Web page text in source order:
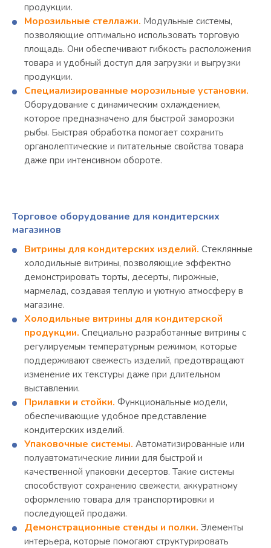
продукции.
Морозильные стеллажи. Модульные системы,
позволяющие оптимально использовать торговую
площадь. Они обеспечивают гибкость расположения
товара и удобный доступ для загрузки и выгрузки
продукции.
Специализированные морозильные установки.
Оборудование с динамическим охлаждением,
которое предназначено для быстрой заморозки
рыбы. Быстрая обработка помогает сохранить
органолептические и питательные свойства товара
даже при интенсивном обороте.
Торговое оборудование для кондитерских
магазинов
Витрины для кондитерских изделий. Стеклянные
холодильные витрины, позволяющие эффектно
демонстрировать торты, десерты, пирожные,
мармелад, создавая теплую и уютную атмосферу в
магазине.
Холодильные витрины для кондитерской
продукции. Специально разработанные витрины с
регулируемым температурным режимом, которые
поддерживают свежесть изделий, предотвращают
изменение их текстуры даже при длительном
выставлении.
Прилавки и стойки. Функциональные модели,
обеспечивающие удобное представление
кондитерских изделий.
Упаковочные системы. Автоматизированные или
полуавтоматические линии для быстрой и
качественной упаковки десертов. Такие системы
способствуют сохранению свежести, аккуратному
оформлению товара для транспортировки и
последующей продажи.
Демонстрационные стенды и полки. Элементы
интерьера, которые помогают структурировать